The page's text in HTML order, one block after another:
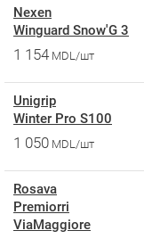
Nexen
Winguard Snow'G 3
1 154 MDL/шт
Unigrip
Winter Pro S100
1 050 MDL/шт
Rosava
Premiorri
ViaMaggiore